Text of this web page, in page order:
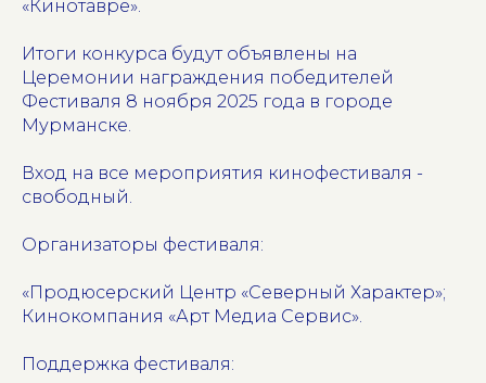
«Кинотавре».
Итоги конкурса будут объявлены на
Церемонии награждения победителей
Фестиваля 8 ноября 2025 года в городе
Мурманске.
Вход на все мероприятия кинофестиваля -
свободный.
Организаторы фестиваля:
«Продюсерский Центр «Северный Характер»;
Кинокомпания «Арт Медиа Сервис».
Поддержка фестиваля: